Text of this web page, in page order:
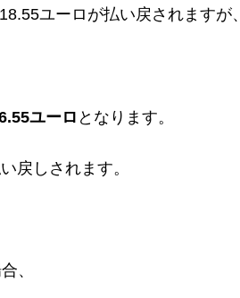
ユーロが払い戻されますが、
ユーロ となります。
戻しされます。
、